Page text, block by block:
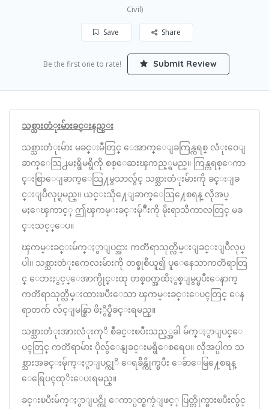
Civil)
Save Share
Be the first one to rate! Submit Review
သစ္သားတံုးမ်ားခင္းနည္း
သစ္သားတံုးမ်ား မခင္းမီတြင္ ေအာက္ေျခကြန္ကရစ္ လံုးဝေျ
ခာက္ေသြ႕မႈရွိမရွိကို စစ္ေဆးၾကည့္ရမည္။ ကြန္ကရစ္ေကာ
င္းစြာေျခာက္ေသြ႔မွသာလွ်င္ သစ္သားတံုးမ်ားကို ခင္းျခ
င္းျပဳလုပ္ရမည္။ ယင္းသို႔ေျခာက္ေသြ႔ေစရန္ လိုအပ္
မႈေၾကာင့္ ဤၾကမ္းခင္းမ်ုိဳးကို မိုးရာသီကာလတြင္ မခ
င္းသင့္ေပ။
ၾကမ္းခင္းမ်က္ႏွာျပင္အား ကတၱရာသုတ္လိမ္းျခင္းျပဳလုပ္
ပါ။ သစ္သားတံုးကေလးမ်ားကို တစ္ခုစီယူ၍ ပူေနေသာကတၱရာတြ
င္ ေဘးႏွင့္ေအာက္ပိုင္းထု တစ္ဝက္အထိႏွစ္ျမွပ္ၿပီးေနာက္
ကတၱရာသုတ္လိမ္းထားၿပီးေသာ ၾကမ္းခင္းေပၚတြင္ ေန
ရာတက် လ်င္ျမန္စြာ ဖိႏွိပ္စီခင္းရမည္။
သစ္သားတံုးအားလံုးကုိ စီခင္းၿပီးသည့္အခါ မ်က္ႏွာျပင္ေ
ပၚတြင္ ကတၱရာမ်ား ပိုလွ်ံေနျခင္းမရွိေစရေပ။ လိုအပ္ပါက သ
စ္သားအခင္းမ်ုက္ႏွာျပင္ကုိ ေရခ်ိန္ကိုက္ၿပီး ေခ်ာေမြ႔ေစရန္
ေရြေပၚထုိးေပးရမည္။
ခင္းၿပီးမ်က္ႏွာျပင္ကို ေကာ္ပတ္စကၠဴျဖင့္ ပြတ္တိုက္စားၿပီးလွ်င္